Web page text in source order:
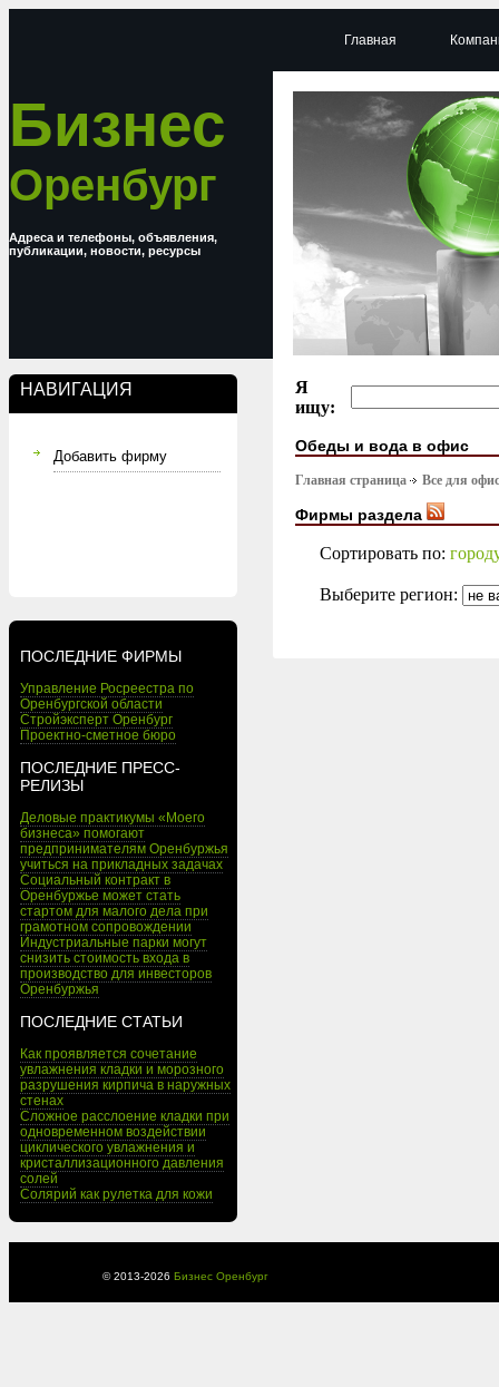
Бизнес
Оренбург
Адреса и телефоны, объявления,
публикации, новости, ресурсы
НАВИГАЦИЯ
Добавить фирму
ПОСЛЕДНИЕ ФИРМЫ
Управление Росреестра по
Оренбургской области
Стройэксперт Оренбург
Проектно-сметное бюро
ПОСЛЕДНИЕ ПРЕСС-
РЕЛИЗЫ
Деловые практикумы «Моего
бизнеса» помогают
предпринимателям Оренбуржья
учиться на прикладных задачах
Социальный контракт в
Оренбуржье может стать
стартом для малого дела при
грамотном сопровождении
Индустриальные парки могут
снизить стоимость входа в
производство для инвесторов
Оренбуржья
ПОСЛЕДНИЕ СТАТЬИ
Как проявляется сочетание
увлажнения кладки и морозного
разрушения кирпича в наружных
стенах
Сложное расслоение кладки при
одновременном воздействии
циклического увлажнения и
кристаллизационного давления
солей
Солярий как рулетка для кожи
Главная
Я
ищу:
Обеды и вода в офис
Главная страница Все для
Фирмы раздела
Сортировать по:
Выберите регион:
© 2013-2026 Бизнес Оренбург